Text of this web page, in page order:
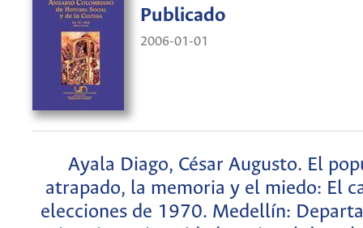
Publicado
2006-01-01
Ayala Diago, César Augusto. El
atrapado, la memoria y el miedo: El
elecciones de 1970. Medellín: